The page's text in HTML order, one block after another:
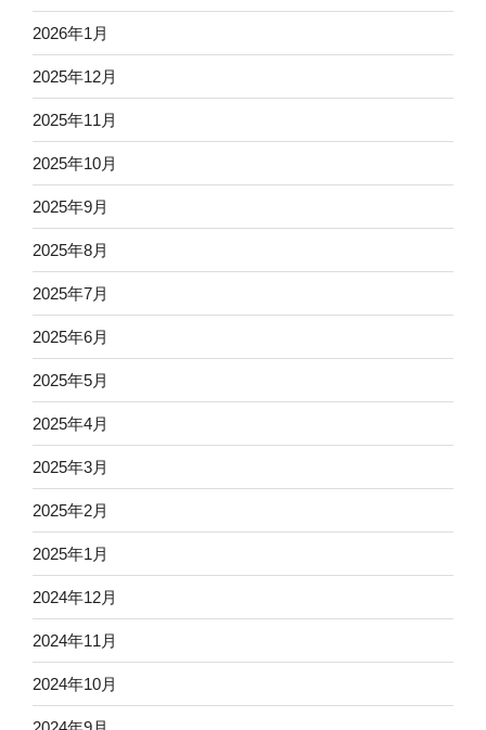
2026年1月
2025年12月
2025年11月
2025年10月
2025年9月
2025年8月
2025年7月
2025年6月
2025年5月
2025年4月
2025年3月
2025年2月
2025年1月
2024年12月
2024年11月
2024年10月